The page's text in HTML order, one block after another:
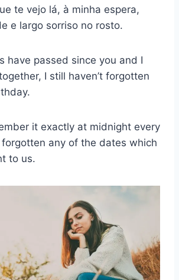
te vejo lá, à minha espera,
e largo sorriso no rosto.
have passed since you and I
I still haven’t forgotten
it exactly at midnight every
forgotten any of the dates which
to us.